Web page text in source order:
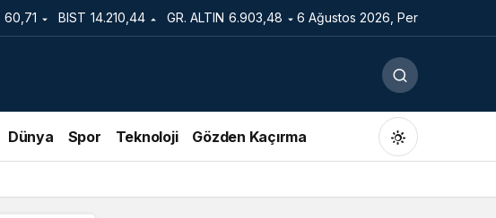
60,71 BIST 14.210,44 GR. ALTIN 6.903,48 6 Ağustos 2026, Per
Dünya Spor Teknoloji Gözden Kaçırma